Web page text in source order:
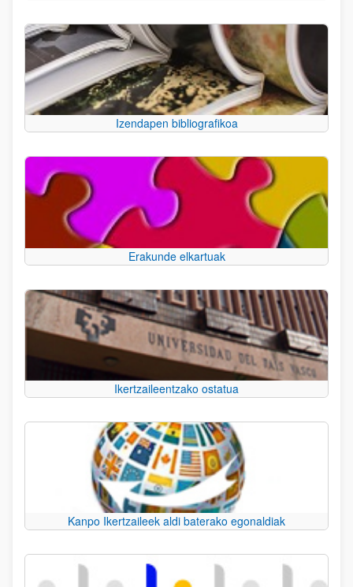
Izendapen bibliografikoa
Erakunde elkartuak
Ikertzaileentzako ostatua
Kanpo Ikertzaileek aldi baterako egonaldiak